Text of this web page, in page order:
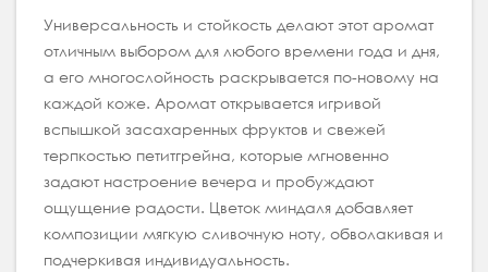
Универсальность и стойкость делают этот аромат
отличным выбором для любого времени года и дня,
а его многослойность раскрывается по-новому на
каждой коже. Аромат открывается игривой
вспышкой засахаренных фруктов и свежей
терпкостью петитгрейна, которые мгновенно
задают настроение вечера и пробуждают
ощущение радости. Цветок миндаля добавляет
композиции мягкую сливочную ноту, обволакивая и
подчеркивая индивидуальность.